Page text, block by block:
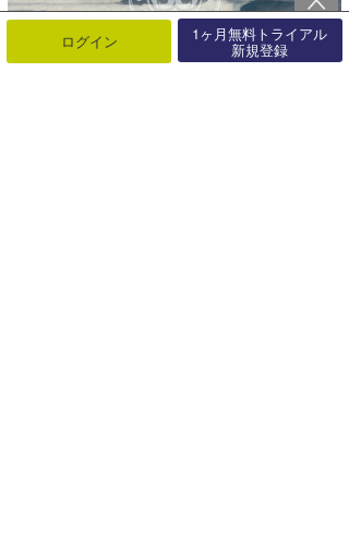
ログイン 1ヶ月無料トライアル
新規登録